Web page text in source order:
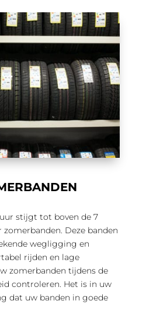
stijgt tot boven de 7
Deze banden
wegligging en
rijden en lage
zomerbanden tijdens de
controleren. Het is in uw
dat uw banden in goede